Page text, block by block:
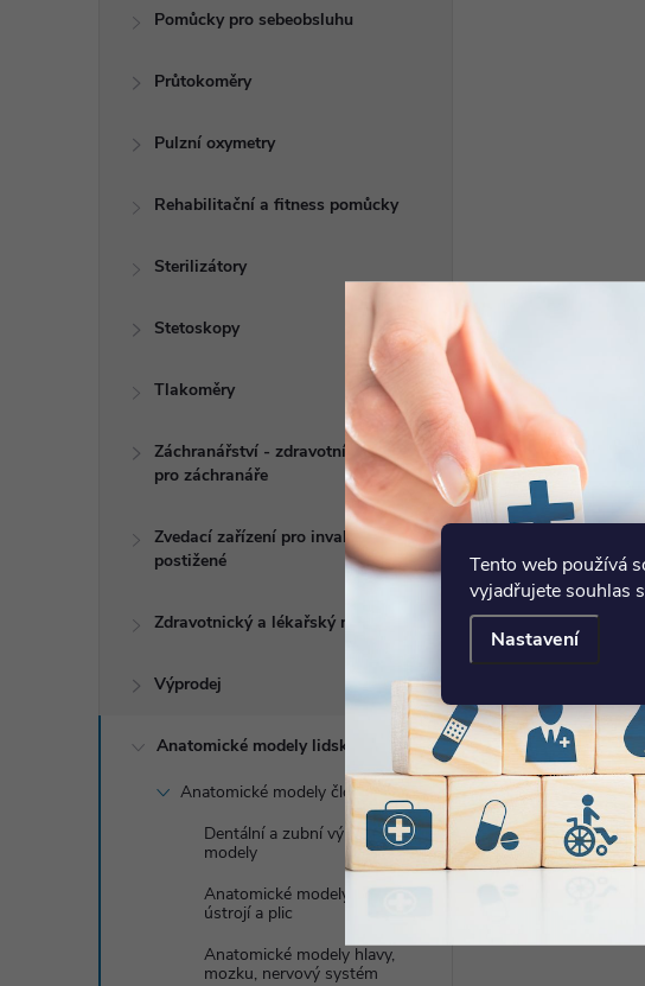
Tento web používá
vyjadřujete souhlas
Nastavení
Pomůcky pro sebeobsluhu
Průtokoměry
Pulzní oxymetry
Rehabilitační a fitness pomůcky
Sterilizátory
Stetoskopy
Tlakoměry
Záchranářství - zdravotní potřeby
pro záchranáře
Zvedací zařízení pro invalidy a
postižené
Zdravotnický a lékařský nábytek
Výprodej
Anatomické modely lidského těla
Anatomické modely člověka
Dentální a zubní výukové
modely
Anatomické modely dýchací
ústrojí a plic
Anatomické modely hlavy,
mozku, nervový systém